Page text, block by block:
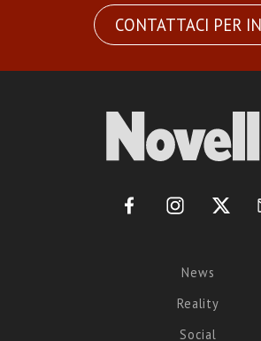
CONTATTACI PER
News
Reality
Social